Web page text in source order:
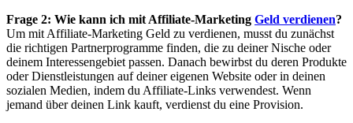
Frage 2: Wie kann ich mit Affiliate-Marketing Geld verdienen?
Um mit Affiliate-Marketing Geld zu verdienen, musst du zunächst
die richtigen Partnerprogramme finden, die zu deiner Nische oder
deinem Interessengebiet passen. Danach bewirbst du deren Produkte
oder Dienstleistungen auf deiner eigenen Website oder in deinen
sozialen Medien, indem du Affiliate-Links verwendest. Wenn
jemand über deinen Link kauft, verdienst du eine Provision.